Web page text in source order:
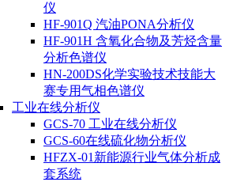
仪
HF-901Q 汽油PONA分析仪
HF-901H 含氧化合物及芳烃含量
分析色谱仪
HN-200DS化学实验技术技能大
赛专用气相色谱仪
工业在线分析仪
GCS-70 工业在线分析仪
GCS-60在线硫化物分析仪
HFZX-01新能源行业气体分析成
套系统